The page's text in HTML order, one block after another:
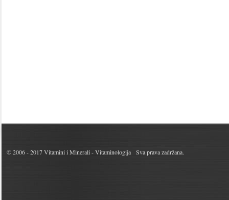
© 2006 - 2017Vitamini i Minerali - Vitaminologija Sva prava zadržana.